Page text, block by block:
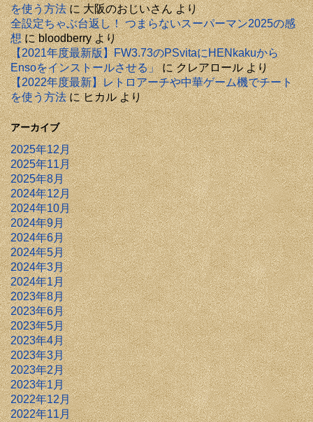
を使う方法に大阪のおじいさんより
全設定ちゃぶ台返し！ つまらないスーパーマン2025の感
想にbloodberryより
【2021年度最新版】FW3.73のPSvitaにHENkakuから
Ensoをインストールさせる」にクレアロールより
【2022年度最新】レトロアーチや中華ゲーム機でチート
を使う方法にヒカルより
アーカイブ
2025年12月
2025年11月
2025年8月
2024年12月
2024年10月
2024年9月
2024年6月
2024年5月
2024年3月
2024年1月
2023年8月
2023年6月
2023年5月
2023年4月
2023年3月
2023年2月
2023年1月
2022年12月
2022年11月